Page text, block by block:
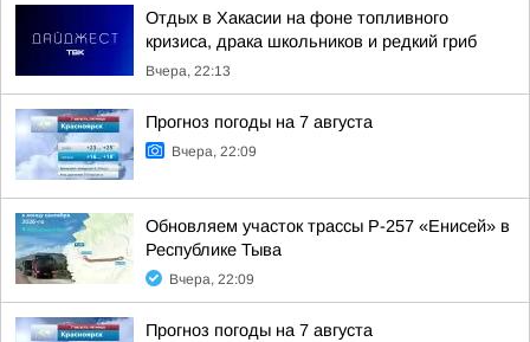
Отдых в Хакасии на фоне топливного
кризиса, драка школьников и редкий гриб
Вчера, 22:13
Прогноз погоды на 7 августа
Вчера, 22:09
Обновляем участок трассы Р-257 «Енисей» в
Республике Тыва
Вчера, 22:09
Прогноз погоды на 7 августа